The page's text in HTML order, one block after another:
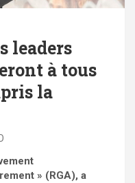
leaders
à tous
la
» (RGA), a